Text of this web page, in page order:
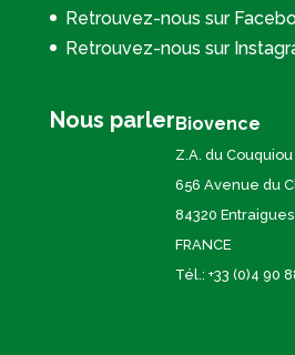
Retrouvez-nous sur
Retrouvez-nous sur
Nous parlerBiovence
Z.A. du Couquiou
656 Avenue du
84320
FRANCE
Tél.: +33 (0)4 90